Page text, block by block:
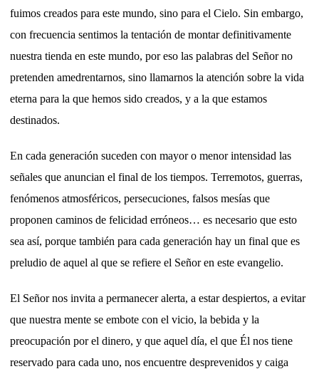
fuimos creados para este mundo, sino para el Cielo. Sin embargo,
con frecuencia sentimos la tentación de montar definitivamente
nuestra tienda en este mundo, por eso las palabras del Señor no
pretenden amedrentarnos, sino llamarnos la atención sobre la vida
eterna para la que hemos sido creados, y a la que estamos
destinados.
En cada generación suceden con mayor o menor intensidad las
señales que anuncian el final de los tiempos. Terremotos, guerras,
fenómenos atmosféricos, persecuciones, falsos mesías que
proponen caminos de felicidad erróneos… es necesario que esto
sea así, porque también para cada generación hay un final que es
preludio de aquel al que se refiere el Señor en este evangelio.
El Señor nos invita a permanecer alerta, a estar despiertos, a evitar
que nuestra mente se embote con el vicio, la bebida y la
preocupación por el dinero, y que aquel día, el que Él nos tiene
reservado para cada uno, nos encuentre desprevenidos y caiga